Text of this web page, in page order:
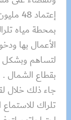
بمحطة مياه
الأعمال بها
لتساهم وبشكل
بقطاع الشمال .
جاء ذلك خلال
تلراك